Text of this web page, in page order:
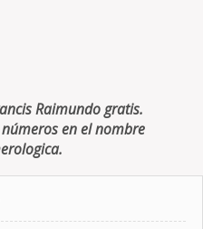
Raimundo gratis.
en el nombre